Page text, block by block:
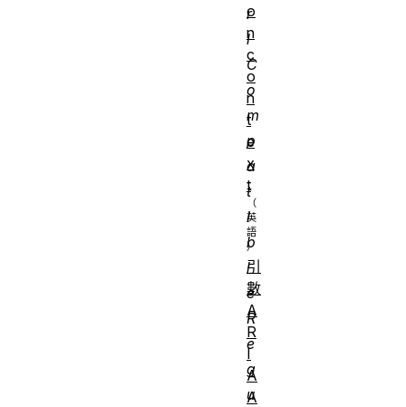
r
l
C
o
m
p
a
t
i
b
l
e
R
e
g
u
o
n
c
o
n
t
e
x
t
引
數
A
R
I
A
A